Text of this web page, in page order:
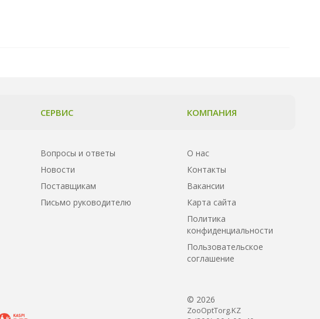
СЕРВИС
Вопросы и ответы
Новости
Поставщикам
Письмо руководителю
КОМПАНИЯ
О нас
Контакты
Вакансии
Карта сайта
Политика
конфиденциальности
Пользовательское
соглашение
© 2026
ZooOptTorg.KZ